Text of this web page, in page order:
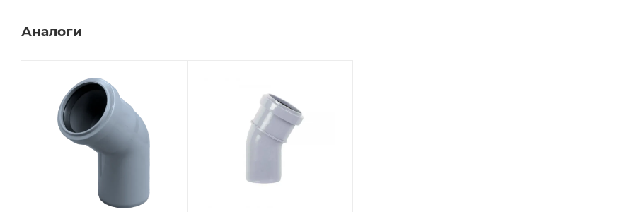
Аналоги